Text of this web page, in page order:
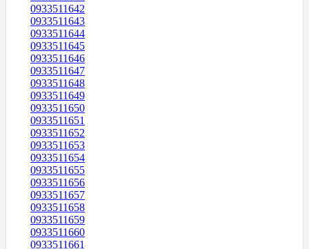
0933511642
0933511643
0933511644
0933511645
0933511646
0933511647
0933511648
0933511649
0933511650
0933511651
0933511652
0933511653
0933511654
0933511655
0933511656
0933511657
0933511658
0933511659
0933511660
0933511661